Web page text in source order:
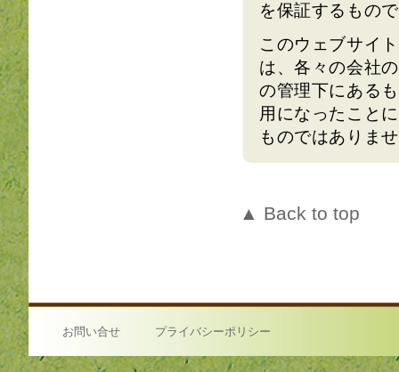
を保証するもの
このウェブサイ
は、各々の会社
の管理下にある
用になったこと
ものではありま
▲ Back to top
お問い合せ プライバシーポリシー